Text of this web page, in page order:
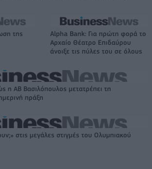
της
Alpha Bank: Για πρώτη φορά το
Αρχαίο Θέατρο Επιδαύρου
άνοιξε τις πύλες του σε όλους
η ΑΒ Βασιλόπουλος μετατρέπει τη
πράξη
στις μεγάλες στιγμές του Ολυμπιακού